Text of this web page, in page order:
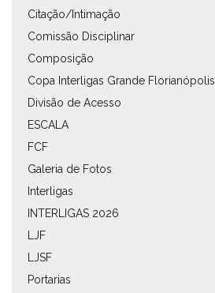
Citação/Intimação
Comissão Disciplinar
Composição
Copa Interligas Grande Florianópolis
Divisão de Acesso
ESCALA
FCF
Galeria de Fotos
Interligas
INTERLIGAS 2026
LJF
LJSF
Portarias